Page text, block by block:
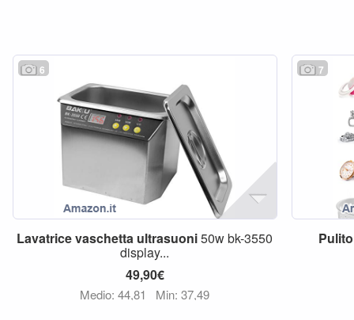
6
Lavatricevaschetta ultrasuoni50w bk-3550
display...
49,90€
Medio: 44,81 Min: 37,49
7